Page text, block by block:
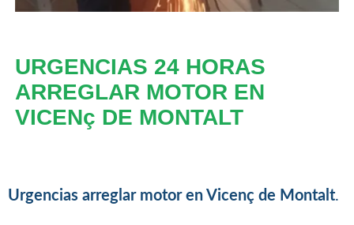
URGENCIAS 24 HORAS
ARREGLAR MOTOR EN
VICENç DE MONTALT
Urgencias arreglar motor en Vicenç de Montalt.